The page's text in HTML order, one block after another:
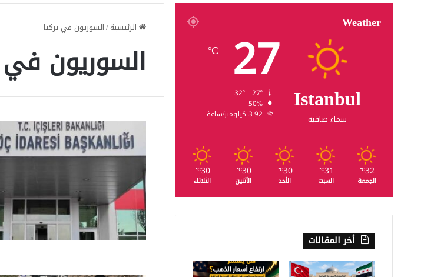
الرئيسية/السوريون في تركيا
السوريون في
Weather
Istanbul
سماء صافية
27
℃
50%
3.92 كيلومتر/ساعة
32
℃
الجمعة
31
℃
السبت
30
℃
الأحد
30
℃
الأثنين
30
℃
الثلاثاء
أخر المقالات